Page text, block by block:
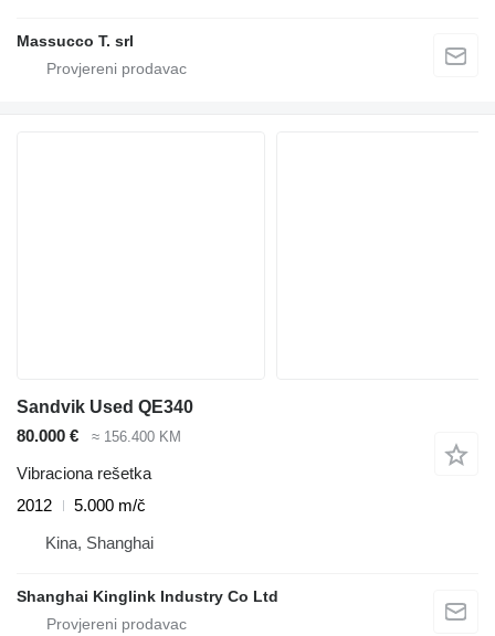
Massucco T. srl
Sandvik Used QE340
80.000 €
≈ 156.400 KM
Vibraciona rešetka
2012
5.000 m/č
Kina, Shanghai
Shanghai Kinglink Industry Co Ltd